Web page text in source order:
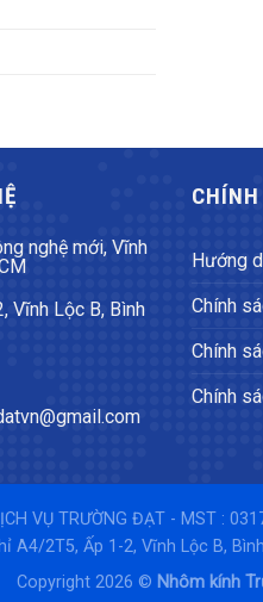
nghệ mới, Vĩnh
Vĩnh Lộc B, Bình
Hướng
Chính
Chính
Chính
VỤ TRƯỜNG ĐẠT - MST :
A4/2T5, Ấp 1-2, Vĩnh Lộc B,
Copyright 2026 © Nhôm kính